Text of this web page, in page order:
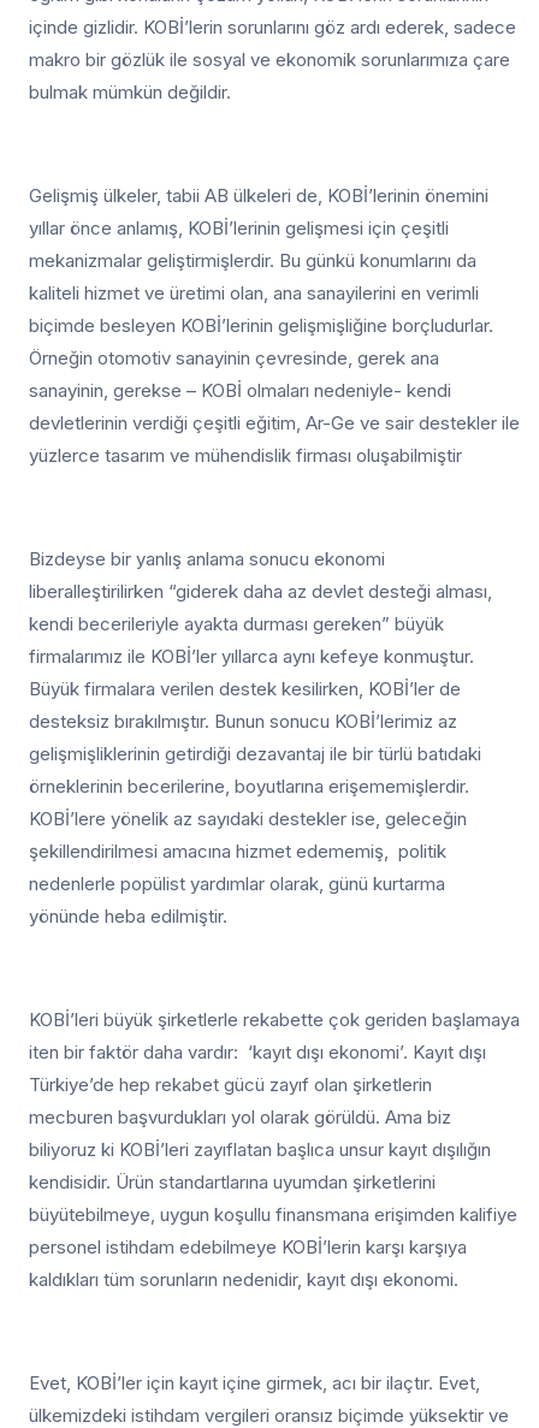
içinde gizlidir. KOBİ’lerin sorunlarını göz ardı ederek, sadece
makro bir gözlük ile sosyal ve ekonomik sorunlarımıza çare
bulmak mümkün değildir.
Gelişmiş ülkeler, tabii AB ülkeleri de, KOBİ’lerinin önemini
yıllar önce anlamış, KOBİ’lerinin gelişmesi için çeşitli
mekanizmalar geliştirmişlerdir. Bu günkü konumlarını da
kaliteli hizmet ve üretimi olan, ana sanayilerini en verimli
biçimde besleyen KOBİ’lerinin gelişmişliğine borçludurlar.
Örneğin otomotiv sanayinin çevresinde, gerek ana
sanayinin, gerekse – KOBİ olmaları nedeniyle- kendi
devletlerinin verdiği çeşitli eğitim, Ar-Ge ve sair destekler ile
yüzlerce tasarım ve mühendislik firması oluşabilmiştir
Bizdeyse bir yanlış anlama sonucu ekonomi
liberalleştirilirken “giderek daha az devlet desteği alması,
kendi becerileriyle ayakta durması gereken” büyük
firmalarımız ile KOBİ’ler yıllarca aynı kefeye konmuştur.
Büyük firmalara verilen destek kesilirken, KOBİ’ler de
desteksiz bırakılmıştır. Bunun sonucu KOBİ’lerimiz az
gelişmişliklerinin getirdiği dezavantaj ile bir türlü batıdaki
örneklerinin becerilerine, boyutlarına erişememişlerdir.
KOBİ’lere yönelik az sayıdaki destekler ise, geleceğin
şekillendirilmesi amacına hizmet edememiş, politik
nedenlerle popülist yardımlar olarak, günü kurtarma
yönünde heba edilmiştir.
KOBİ’leri büyük şirketlerle rekabette çok geriden başlamaya
iten bir faktör daha vardır: ‘kayıt dışı ekonomi’. Kayıt dışı
Türkiye’de hep rekabet gücü zayıf olan şirketlerin
mecburen başvurdukları yol olarak görüldü. Ama biz
biliyoruz ki KOBİ’leri zayıflatan başlıca unsur kayıt dışılığın
kendisidir. Ürün standartlarına uyumdan şirketlerini
büyütebilmeye, uygun koşullu finansmana erişimden kalifiye
personel istihdam edebilmeye KOBİ’lerin karşı karşıya
kaldıkları tüm sorunların nedenidir, kayıt dışı ekonomi.
Evet, KOBİ’ler için kayıt içine girmek, acı bir ilaçtır. Evet,
ülkemizdeki istihdam vergileri oransız biçimde yüksektir ve